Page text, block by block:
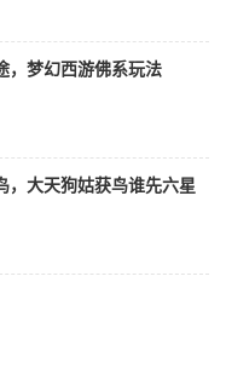
，梦幻西游佛系玩法
，大天狗姑获鸟谁先六星